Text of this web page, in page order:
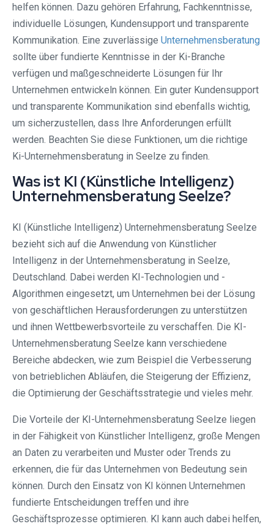
helfen können. Dazu gehören Erfahrung, Fachkenntnisse,
individuelle Lösungen, Kundensupport und transparente
Kommunikation. Eine zuverlässige Unternehmensberatung
sollte über fundierte Kenntnisse in der Ki-Branche
verfügen und maßgeschneiderte Lösungen für Ihr
Unternehmen entwickeln können. Ein guter Kundensupport
und transparente Kommunikation sind ebenfalls wichtig,
um sicherzustellen, dass Ihre Anforderungen erfüllt
werden. Beachten Sie diese Funktionen, um die richtige
Ki-Unternehmensberatung in Seelze zu finden.
Was ist KI (Künstliche Intelligenz)
Unternehmensberatung Seelze?
KI (Künstliche Intelligenz) Unternehmensberatung Seelze
bezieht sich auf die Anwendung von Künstlicher
Intelligenz in der Unternehmensberatung in Seelze,
Deutschland. Dabei werden KI-Technologien und -
Algorithmen eingesetzt, um Unternehmen bei der Lösung
von geschäftlichen Herausforderungen zu unterstützen
und ihnen Wettbewerbsvorteile zu verschaffen. Die KI-
Unternehmensberatung Seelze kann verschiedene
Bereiche abdecken, wie zum Beispiel die Verbesserung
von betrieblichen Abläufen, die Steigerung der Effizienz,
die Optimierung der Geschäftsstrategie und vieles mehr.
Die Vorteile der KI-Unternehmensberatung Seelze liegen
in der Fähigkeit von Künstlicher Intelligenz, große Mengen
an Daten zu verarbeiten und Muster oder Trends zu
erkennen, die für das Unternehmen von Bedeutung sein
können. Durch den Einsatz von KI können Unternehmen
fundierte Entscheidungen treffen und ihre
Geschäftsprozesse optimieren. KI kann auch dabei helfen,